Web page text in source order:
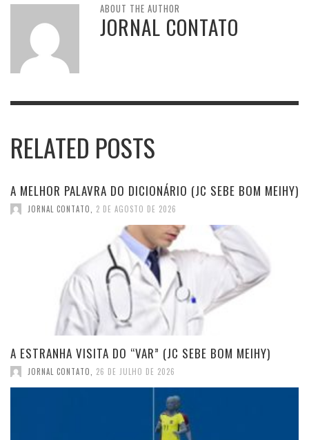
ABOUT THE AUTHOR
JORNAL CONTATO
RELATED POSTS
A MELHOR PALAVRA DO DICIONÁRIO (JC SEBE BOM MEIHY)
JORNAL CONTATO, 2 DE AGOSTO DE 2026
A ESTRANHA VISITA DO “VAR” (JC SEBE BOM MEIHY)
JORNAL CONTATO 26 DE JULHO DE 2026